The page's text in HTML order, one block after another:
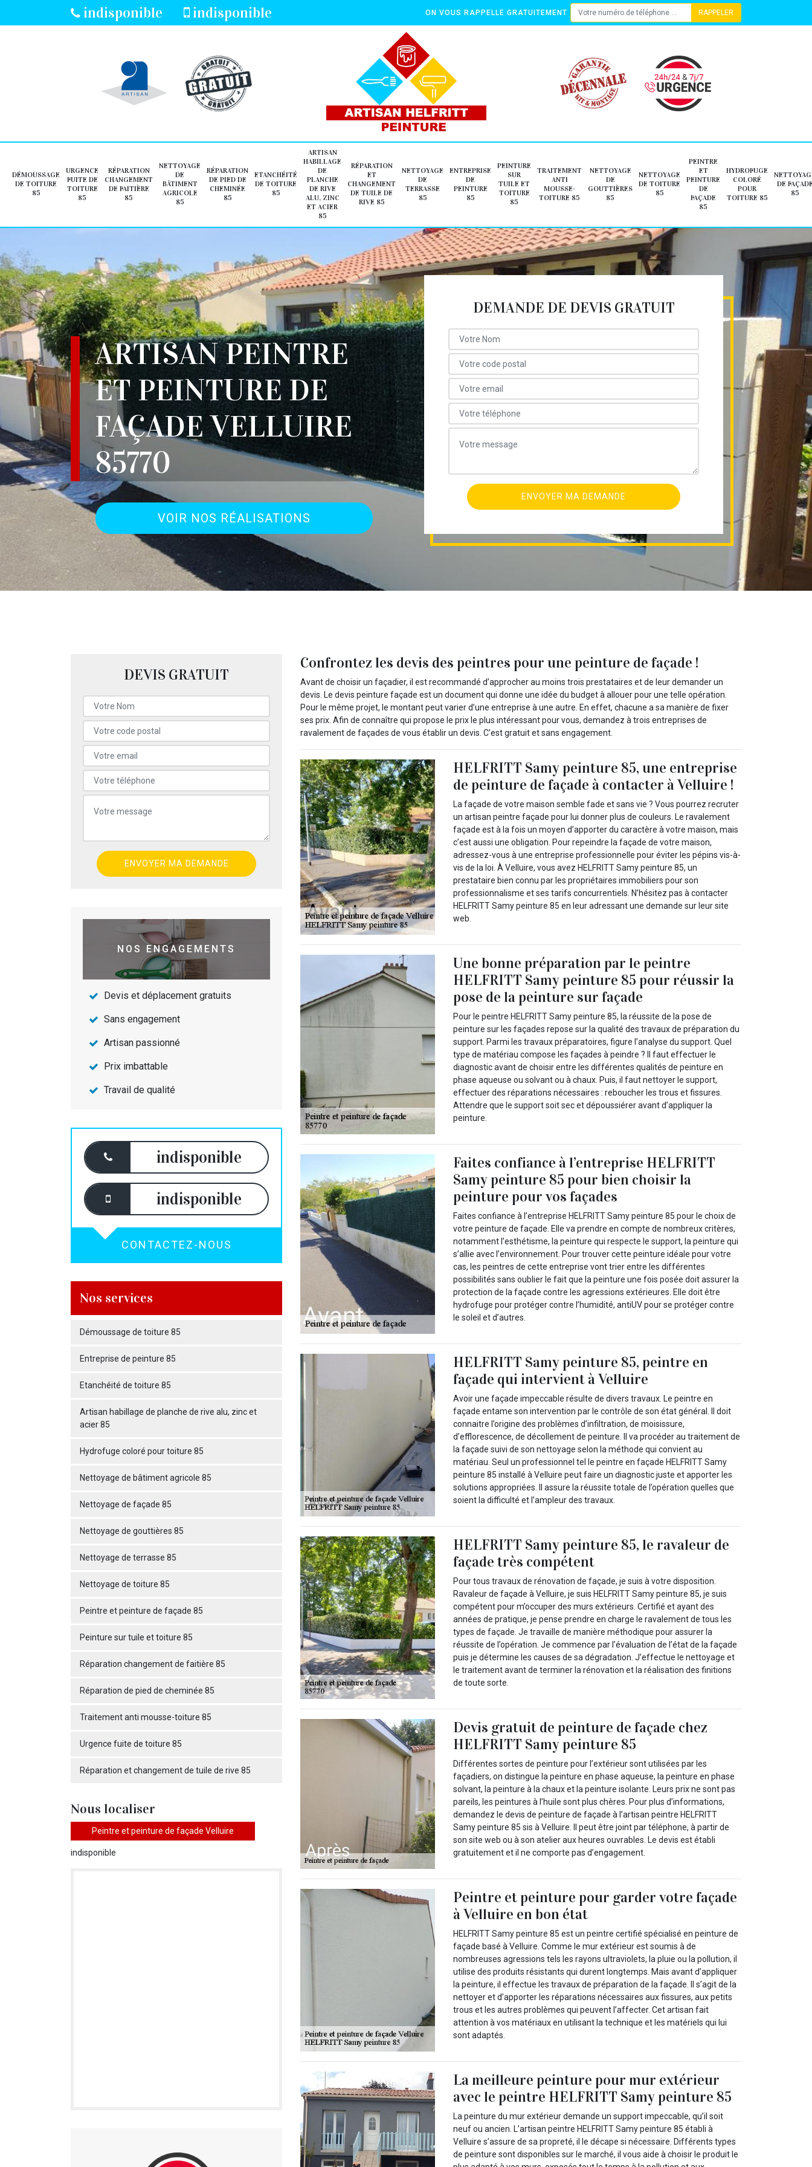
indisponible indisponible ON VOUS RAPPELLE GRATUITEMENT
DÉMOUSSAGE
DE TOITURE
85
URGENCE
FUITE DE
TOITURE
85
RÉPARATION
CHANGEMENT
DE FAITIÈRE
85
NETTOYAGE
DE
BÂTIMENT
AGRICOLE
85
RÉPARATION
DE PIED DE
CHEMINÉE
85
ETANCHÉITÉ
DE TOITURE
85
ARTISAN
HABILLAGE
DE
PLANCHE
DE RIVE
ALU, ZINC
ET ACIER
85
RÉPARATION
ET
CHANGEMENT
DE TUILE DE
RIVE 85
NETTOYAGE
DE
TERRASSE
85
ENTREPRISE
DE
PEINTURE
85
PEINTURE
SUR
TUILE ET
TOITURE
85
TRAITEMENT
ANTI
MOUSSE-
TOITURE 85
NETTOYAGE
DE
GOUTTIÈRES
85
NETTOYAGE
DE TOITURE
85
PEINTRE
ET
PEINTURE
DE
FAÇADE
85
HYDROFUGE
COLORÉ
POUR
TOITURE 85
DE
85
ARTISAN PEINTRE
ET PEINTURE DE
FAÇADE VELLUIRE
85770
VOIR NOS RÉALISATIONS
DEMANDE DE DEVIS GRATUIT
DEVIS GRATUIT
NOS ENGAGEMENTS
Devis et déplacement gratuits
Sans engagement
Artisan passionné
Prix imbattable
Travail de qualité
indisponible
indisponible
CONTACTEZ-NOUS
Nos services
Démoussage de toiture 85
Entreprise de peinture 85
Etanchéité de toiture 85
Artisan habillage de planche de rive alu, zinc et
acier 85
Hydrofuge coloré pour toiture 85
Nettoyage de bâtiment agricole 85
Nettoyage de façade 85
Nettoyage de gouttières 85
Nettoyage de terrasse 85
Nettoyage de toiture 85
Peintre et peinture de façade 85
Peinture sur tuile et toiture 85
Réparation changement de faitière 85
Réparation de pied de cheminée 85
Traitement anti mousse-toiture 85
Urgence fuite de toiture 85
Réparation et changement de tuile de rive 85
Nous localiser
Peintre et peinture de façade Velluire
indisponible
Confrontez les devis des peintres pour une peinture de façade !
Avant de choisir un façadier, il est recommandé d’approcher au moins trois prestataires et de leur demander un
devis. Le devis peinture façade est un document qui donne une idée du budget à allouer pour une telle opération.
Pour le même projet, le montant peut varier d’une entreprise à une autre. En effet, chacune a sa manière de fixer
ses prix. Afin de connaître qui propose le prix le plus intéressant pour vous, demandez à trois entreprises de
ravalement de façades de vous établir un devis. C’est gratuit et sans engagement.
HELFRITT Samy peinture 85, une entreprise
de peinture de façade à contacter à Velluire !
La façade de votre maison semble fade et sans vie ? Vous pourrez recruter
un artisan peintre façade pour lui donner plus de couleurs. Le ravalement
façade est à la fois un moyen d’apporter du caractère à votre maison, mais
c’est aussi une obligation. Pour repeindre la façade de votre maison,
adressez-vous à une entreprise professionnelle pour éviter les pépins vis-à-
vis de la loi. À Velluire, vous avez HELFRITT Samy peinture 85, un
prestataire bien connu par les propriétaires immobiliers pour son
professionnalisme et ses tarifs concurrentiels. N’hésitez pas à contacter
HELFRITT Samy peinture 85 en leur adressant une demande sur leur site
web.
Une bonne préparation par le peintre
HELFRITT Samy peinture 85 pour réussir la
pose de la peinture sur façade
Pour le peintre HELFRITT Samy peinture 85, la réussite de la pose de
peinture sur les façades repose sur la qualité des travaux de préparation du
support. Parmi les travaux préparatoires, figure l’analyse du support. Quel
type de matériau compose les façades à peindre ? Il faut effectuer le
diagnostic avant de choisir entre les différentes qualités de peinture en
phase aqueuse ou solvant ou à chaux. Puis, il faut nettoyer le support,
effectuer des réparations nécessaires : reboucher les trous et fissures.
Attendre que le support soit sec et dépoussiérer avant d’appliquer la
peinture.
Faites confiance à l’entreprise HELFRITT
Samy peinture 85 pour bien choisir la
peinture pour vos façades
Faites confiance à l’entreprise HELFRITT Samy peinture 85 pour le choix de
votre peinture de façade. Elle va prendre en compte de nombreux critères,
notamment l’esthétisme, la peinture qui respecte le support, la peinture qui
s’allie avec l’environnement. Pour trouver cette peinture idéale pour votre
cas, les peintres de cette entreprise vont trier entre les différentes
possibilités sans oublier le fait que la peinture une fois posée doit assurer la
protection de la façade contre les agressions extérieures. Elle doit être
hydrofuge pour protéger contre l’humidité, antiUV pour se protéger contre
le soleil et d’autres.
HELFRITT Samy peinture 85, peintre en
façade qui intervient à Velluire
Avoir une façade impeccable résulte de divers travaux. Le peintre en
façade entame son intervention par le contrôle de son état général. Il doit
connaitre l’origine des problèmes d’infiltration, de moisissure,
d’efflorescence, de décollement de peinture. Il va procéder au traitement de
la façade suivi de son nettoyage selon la méthode qui convient au
matériau. Seul un professionnel tel le peintre en façade HELFRITT Samy
peinture 85 installé à Velluire peut faire un diagnostic juste et apporter les
solutions appropriées. Il assure la réussite totale de l’opération quelles que
soient la difficulté et l’ampleur des travaux.
HELFRITT Samy peinture 85, le ravaleur de
façade très compétent
Pour tous travaux de rénovation de façade, je suis à votre disposition.
Ravaleur de façade à Velluire, je suis HELFRITT Samy peinture 85, je suis
compétent pour m’occuper des murs extérieurs. Certifié et ayant des
années de pratique, je pense prendre en charge le ravalement de tous les
types de façade. Je travaille de manière méthodique pour assurer la
réussite de l’opération. Je commence par l’évaluation de l’état de la façade
puis je détermine les causes de sa dégradation. J’effectue le nettoyage et
le traitement avant de terminer la rénovation et la réalisation des finitions
de toute sorte.
Devis gratuit de peinture de façade chez
HELFRITT Samy peinture 85
Différentes sortes de peinture pour l’extérieur sont utilisées par les
façadiers, on distingue la peinture en phase aqueuse, la peinture en phase
solvant, la peinture à la chaux et la peinture isolante. Leurs prix ne sont pas
pareils, les peintures à l’huile sont plus chères. Pour plus d’informations,
demandez le devis de peinture de façade à l’artisan peintre HELFRITT
Samy peinture 85 sis à Velluire. Il peut être joint par téléphone, à partir de
son site web ou à son atelier aux heures ouvrables. Le devis est établi
gratuitement et il ne comporte pas d’engagement.
Peintre et peinture pour garder votre façade
à Velluire en bon état
HELFRITT Samy peinture 85 est un peintre certifié spécialisé en peinture de
façade basé à Velluire. Comme le mur extérieur est soumis à de
nombreuses agressions tels les rayons ultraviolets, la pluie ou la pollution, il
utilise des produits résistants qui durent longtemps. Mais avant d’appliquer
la peinture, il effectue les travaux de préparation de la façade. Il s’agit de la
nettoyer et d’apporter les réparations nécessaires aux fissures, aux petits
trous et les autres problèmes qui peuvent l’affecter. Cet artisan fait
attention à vos matériaux en utilisant la technique et les matériels qui lui
sont adaptés.
La meilleure peinture pour mur extérieur
avec le peintre HELFRITT Samy peinture 85
La peinture du mur extérieur demande un support impeccable, qu’il soit
neuf ou ancien. L’artisan peintre HELFRITT Samy peinture 85 établi à
Velluire s’assure de sa propreté, il le décape si nécessaire. Différents types
de peinture sont disponibles sur le marché, il vous aide à choisir le produit le